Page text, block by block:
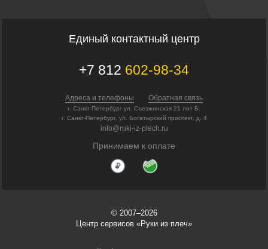
Единый контактный центр
+7 812 602-98-34
Адреса и телефоны Обратная связь
г. Санкт-Петербург ул. Съезжинская 21 лит Б.
г. Санкт-Петербург, ул. Богатырский проспект, д. 4
info@ruki-iz-plech.ru
Принимаем к оплате
© 2007–2026
Центр сервисов «Руки из плеч»